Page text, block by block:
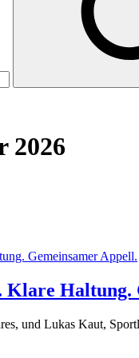
2026
Haltung.
und Lukas Kaut,